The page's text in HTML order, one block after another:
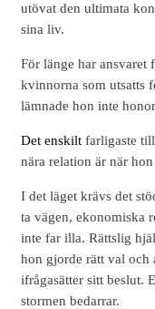
utövat den ultimata
sina liv.
För länge har ansvaret
kvinnorna som utsatts
lämnade hon inte
Det enskilt farligaste
nära relation är när
I det läget krävs det
ta vägen, ekonomiska
inte far illa. Rättslig
hon gjorde rätt val och
ifrågasätter sitt beslut.
stormen bedarrar.